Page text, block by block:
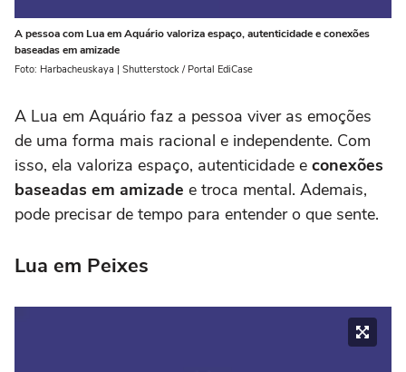
A pessoa com Lua em Aquário valoriza espaço, autenticidade e conexões
baseadas em amizade
Foto: Harbacheuskaya | Shutterstock / Portal EdiCase
A Lua em Aquário faz a pessoa viver as emoções
de uma forma mais racional e independente. Com
isso, ela valoriza espaço, autenticidade e conexões
baseadas em amizade e troca mental. Ademais,
pode precisar de tempo para entender o que sente.
Lua em Peixes